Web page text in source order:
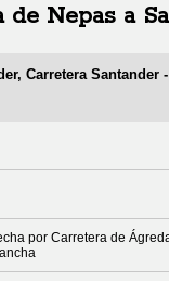
de Nepas a
Carretera Santander
por Carretera de